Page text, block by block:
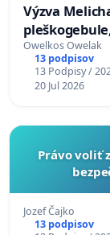
Výzva
Owelkos Owelak
13 podpisov
13 Podpisy /
20 Jul 2026
Právo voliť
Jozef Čajko
13 podpisov